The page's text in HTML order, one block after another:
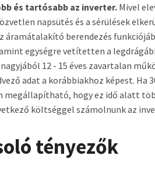
és tartósabb az inverter. Mivel
napsütés és a sérülések
berendezés
egységre vetítetten a
12 - 15 éves zavartalan
adat a korábbiakhoz képest. Ha
megállapítható, hogy ez idő alatt
költséggel számolnunk az
tényezők